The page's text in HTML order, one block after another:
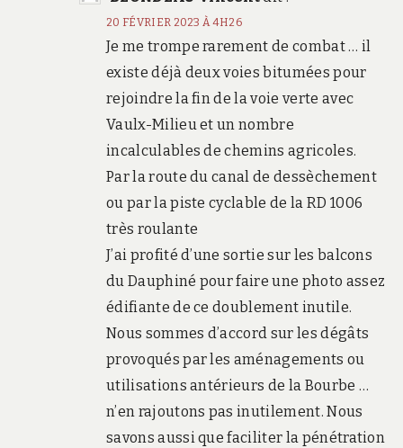
20 FÉVRIER 2023 À 4H26
Je me trompe rarement de combat … il
existe déjà deux voies bitumées pour
rejoindre la fin de la voie verte avec
Vaulx-Milieu et un nombre
incalculables de chemins agricoles.
Par la route du canal de dessèchement
ou par la piste cyclable de la RD 1006
très roulante
J’ai profité d’une sortie sur les balcons
du Dauphiné pour faire une photo assez
édifiante de ce doublement inutile.
Nous sommes d’accord sur les dégâts
provoqués par les aménagements ou
utilisations antérieurs de la Bourbe …
n’en rajoutons pas inutilement. Nous
savons aussi que faciliter la pénétration